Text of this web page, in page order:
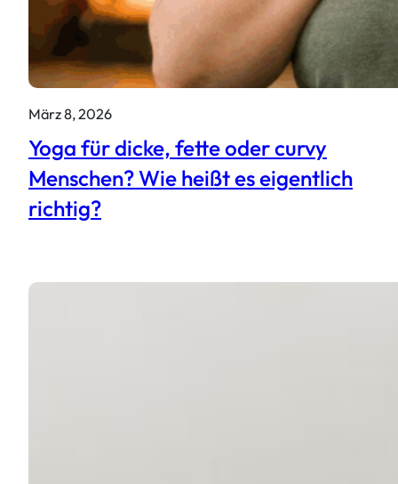
März 8, 2026
Yoga für dicke, fette oder curvy
Menschen? Wie heißt es eigentlich
richtig?